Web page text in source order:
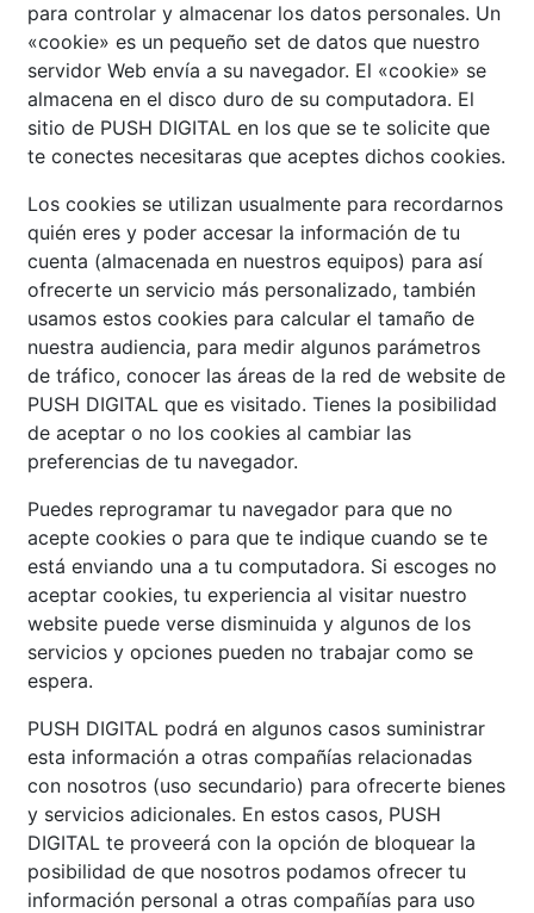
para controlar y almacenar los datos personales. Un
«cookie» es un pequeño set de datos que nuestro
servidor Web envía a su navegador. El «cookie» se
almacena en el disco duro de su computadora. El
sitio de PUSH DIGITAL en los que se te solicite que
te conectes necesitaras que aceptes dichos cookies.
Los cookies se utilizan usualmente para recordarnos
quién eres y poder accesar la información de tu
cuenta (almacenada en nuestros equipos) para así
ofrecerte un servicio más personalizado, también
usamos estos cookies para calcular el tamaño de
nuestra audiencia, para medir algunos parámetros
de tráfico, conocer las áreas de la red de website de
PUSH DIGITAL que es visitado. Tienes la posibilidad
de aceptar o no los cookies al cambiar las
preferencias de tu navegador.
Puedes reprogramar tu navegador para que no
acepte cookies o para que te indique cuando se te
está enviando una a tu computadora. Si escoges no
aceptar cookies, tu experiencia al visitar nuestro
website puede verse disminuida y algunos de los
servicios y opciones pueden no trabajar como se
espera.
PUSH DIGITAL podrá en algunos casos suministrar
esta información a otras compañías relacionadas
con nosotros (uso secundario) para ofrecerte bienes
y servicios adicionales. En estos casos, PUSH
DIGITAL te proveerá con la opción de bloquear la
posibilidad de que nosotros podamos ofrecer tu
información personal a otras compañías para uso